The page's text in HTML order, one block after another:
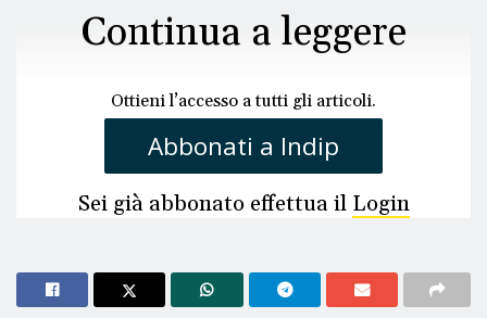
Continua a leggere
Ottieni l’accesso a tutti gli articoli.
Abbonati a Indip
Sei già abbonato effettua il Login